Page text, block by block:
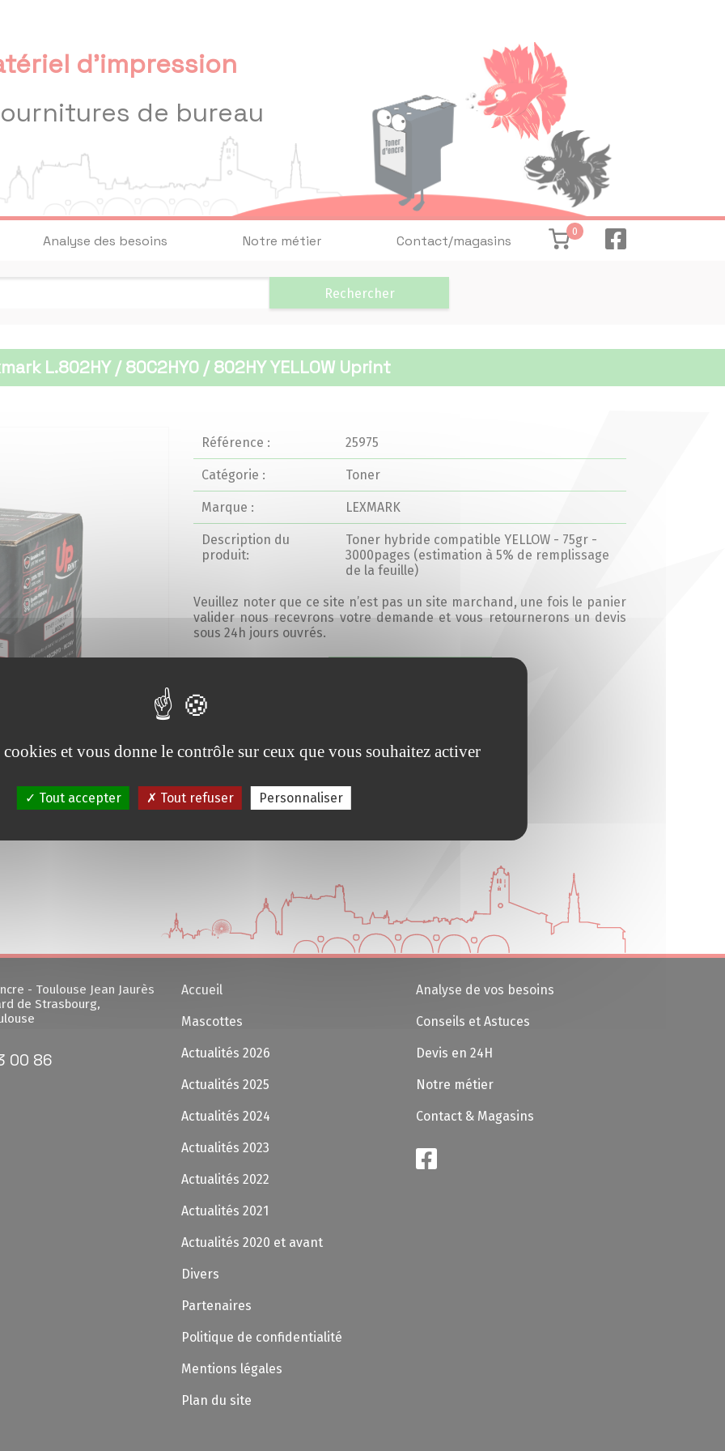
d'impression
de bureau
Analyse des besoins Notre métier Contact/magasins
0
Rechercher
L.802HY / 80C2HY0 / 802HY YELLOW Uprint
Référence : 25975
Catégorie : Toner
Marque : LEXMARK
Description du
produit:
Toner hybride compatible YELLOW - 75gr -
3000pages (estimation à 5% de remplissage
de la feuille)
Veuillez noter que ce site n’est pas un site marchand, une fois le panier
valider nous recevrons votre demande et vous retournerons un devis
sous 24h jours ouvrés.
- Toulouse Jean Jaurès
de Strasbourg,
00 86
Accueil
Mascottes
Actualités 2026
Actualités 2025
Actualités 2024
Actualités 2023
Actualités 2022
Actualités 2021
Actualités 2020 et avant
Divers
Partenaires
Politique de confidentialité
Mentions légales
Plan du site
Analyse de vos besoins
Conseils et Astuces
Devis en 24H
Notre métier
Contact & Magasins
et vous donne le contrôle sur ceux que vous souhaitez activer
Tout accepter Tout refuser Personnaliser